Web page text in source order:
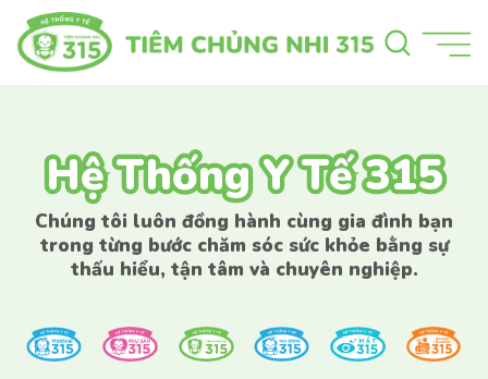
Hệ Thống Y Tế 315
Hệ Thống Y Tế 315
Chúng tôi luôn đồng hành cùng gia đình bạn
trong từng bước chăm sóc sức khỏe bằng sự
thấu hiểu, tận tâm và chuyên nghiệp.